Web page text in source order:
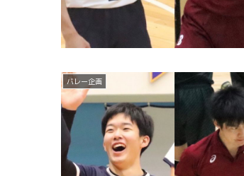
バレー企画